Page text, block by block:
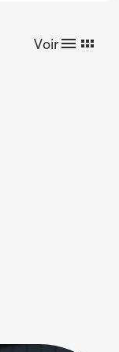
Voir